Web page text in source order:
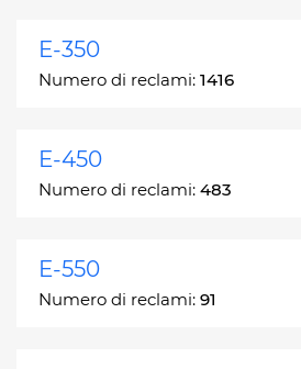
E-350
Numero di reclami: 1416
E-450
Numero di reclami: 483
E-550
Numero di reclami: 91